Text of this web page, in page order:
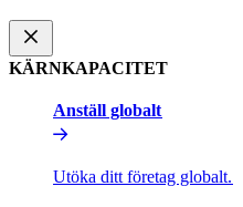
KÄRNKAPACITET​​
Anställ globalt​​
Utöka ditt företag globalt.​​